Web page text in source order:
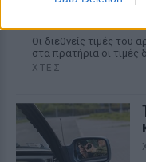
Οι διεθνείς τιμές του
στα πρατήρια οι τιμές
ΧΤΕΣ